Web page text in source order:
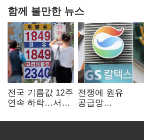
함께 볼만한 뉴스
전국 기름값 12주
연속 하락…서울
전쟁에 원유
공급망
정유, 에너지안보